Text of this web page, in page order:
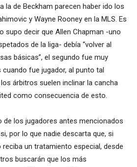
la de Beckham parecen haber ido los
y Wayne Rooney en la MLS. Es
supo decir que Allen Chapman -uno
de la liga- debía “volver al
básicas”, el segundo fue muy
fue jugador, al punto tal
árbitros suelen inclinar la cancha
como consecuencia de esto.
de los jugadores antes mencionados
por lo que nadie descarta que, si
reciba un tratamiento especial, desde
buscarán que los más